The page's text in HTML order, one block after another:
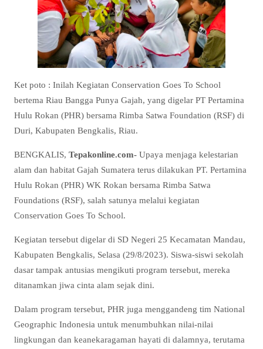
Ket poto : Inilah Kegiatan Conservation Goes To School
bertema Riau Bangga Punya Gajah, yang digelar PT Pertamina
Hulu Rokan (PHR) bersama Rimba Satwa Foundation (RSF) di
Duri, Kabupaten Bengkalis, Riau.
BENGKALIS, Tepakonline.com- Upaya menjaga kelestarian
alam dan habitat Gajah Sumatera terus dilakukan PT. Pertamina
Hulu Rokan (PHR) WK Rokan bersama Rimba Satwa
Foundations (RSF), salah satunya melalui kegiatan
Conservation Goes To School.
Kegiatan tersebut digelar di SD Negeri 25 Kecamatan Mandau,
Kabupaten Bengkalis, Selasa (29/8/2023). Siswa-siswi sekolah
dasar tampak antusias mengikuti program tersebut, mereka
ditanamkan jiwa cinta alam sejak dini.
Dalam program tersebut, PHR juga menggandeng tim National
Geographic Indonesia untuk menumbuhkan nilai-nilai
lingkungan dan keanekaragaman hayati di dalamnya, terutama